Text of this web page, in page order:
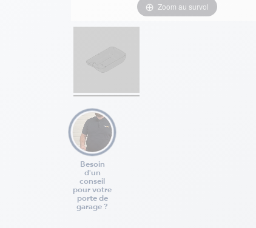
Zoom au survol
Besoin
d'un
conseil
pour votre
porte de
garage ?